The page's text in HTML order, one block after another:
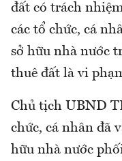
đất có trách
các tổ chức, cá
sở hữu nhà nước
thuê đất là vi
Chủ tịch UBND
chức, cá nhân đã
hữu nhà nước